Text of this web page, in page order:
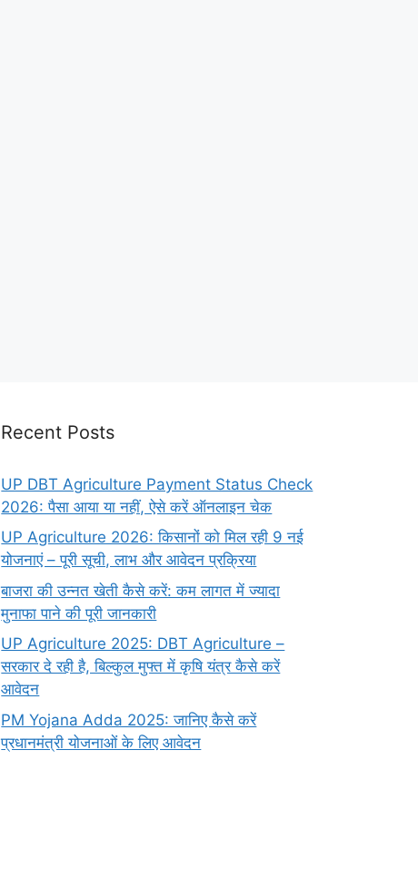
Recent Posts
UP DBT Agriculture Payment Status Check
2026: पैसा आया या नहीं, ऐसे करें ऑनलाइन चेक
UP Agriculture 2026: किसानों को मिल रही 9 नई
योजनाएं – पूरी सूची, लाभ और आवेदन प्रक्रिया
बाजरा की उन्नत खेती कैसे करें: कम लागत में ज्यादा
मुनाफा पाने की पूरी जानकारी
UP Agriculture 2025: DBT Agriculture –
सरकार दे रही है, बिल्कुल मुफ्त में कृषि यंत्र कैसे करें
आवेदन
PM Yojana Adda 2025: जानिए कैसे करें
प्रधानमंत्री योजनाओं के लिए आवेदन